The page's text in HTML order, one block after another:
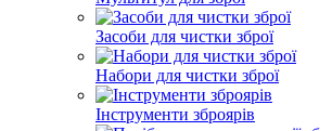
Засоби для чистки зброї
Набори для чистки зброї
Інструменти зброярів